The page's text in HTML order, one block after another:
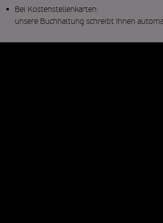
Bei Kostenstellenkarten:
unsere Buchhaltung schreibt Ihnen